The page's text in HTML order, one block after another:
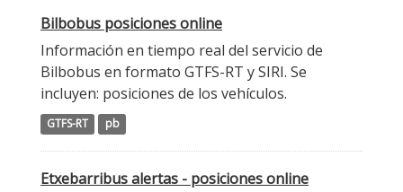
Bilbobus posiciones online
Información en tiempo real del servicio de
Bilbobus en formato GTFS-RT y SIRI. Se
incluyen: posiciones de los vehículos.
GTFS-RT pb
Etxebarribus alertas - posiciones online